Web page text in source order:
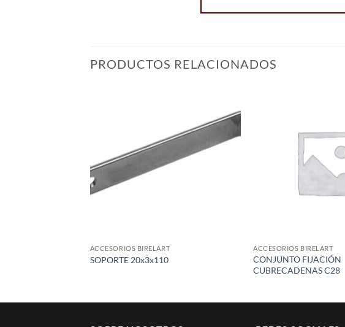
PRODUCTOS RELACIONADOS
Add to
wishlist
ACCESORIOS BIRELART
SOPORTE 20x3x110
ACCESORIOS BIRELART
CONJUNTO FIJACIÓN
CUBRECADENAS C28